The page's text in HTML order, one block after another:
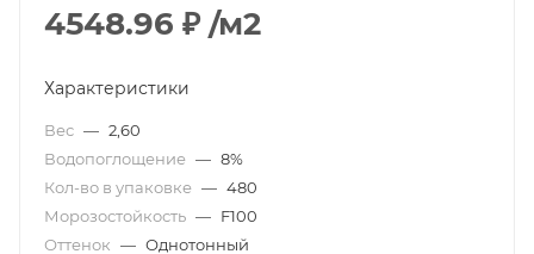
4548.96 ₽ /м2
Характеристики
Вес — 2,60
Водопоглощение — 8%
Кол-во в упаковке — 480
Морозостойкость — F100
Оттенок — Однотонный